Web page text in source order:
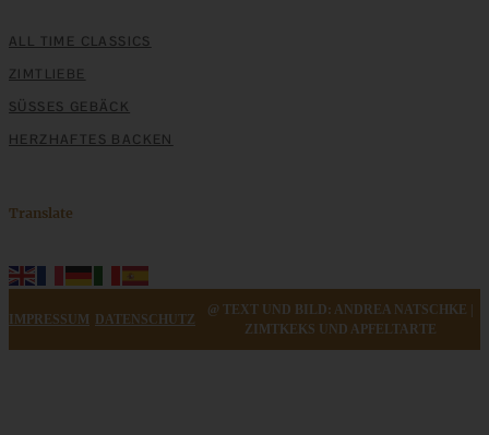
Klassische Spargelcremesuppe aus Spargel und
ZUM BEITRAG
ALL TIME CLASSICS
ZIMTLIEBE
SÜSSES GEBÄCK
HERZHAFTES BACKEN
Translate
IMPRESSUM DATENSCHUTZ
@ TEXT UND BILD: ANDREA NATSCHKE |
ZIMTKEKS UND APFELTARTE